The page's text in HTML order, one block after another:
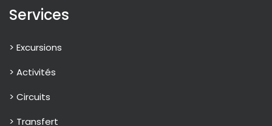
Services
> Excursions
> Activités
> Circuits
> Transfert